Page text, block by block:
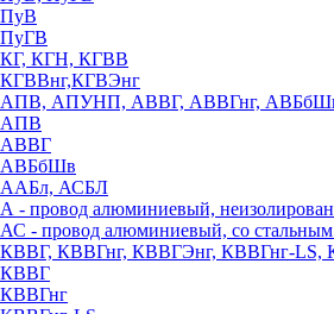
ПуВ
ПуГВ
КГ, КГН, КГВВ
КГВВнг,КГВЭнг
АПВ, АПУНП, АВВГ, АВВГнг,
АПВ
АВВГ
АВБбШв
ААБл, АСБЛ
А - провод алюминиевый,
АС - провод алюминиевый, со
КВВГ, КВВГнг, КВВГЭнг, КВВГнг-LS,
КВВГ
КВВГнг